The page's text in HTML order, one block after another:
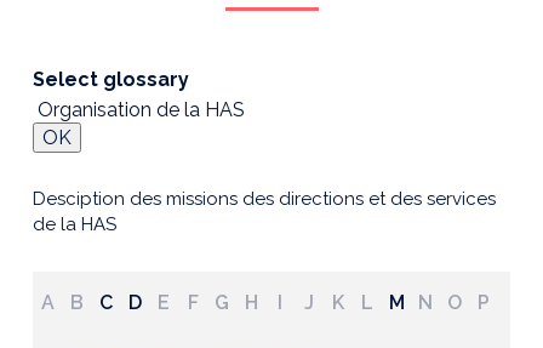
Select glossary
Desciption des missions des directions et des services
de la HAS
A B C D E F G H I J K L M N O P